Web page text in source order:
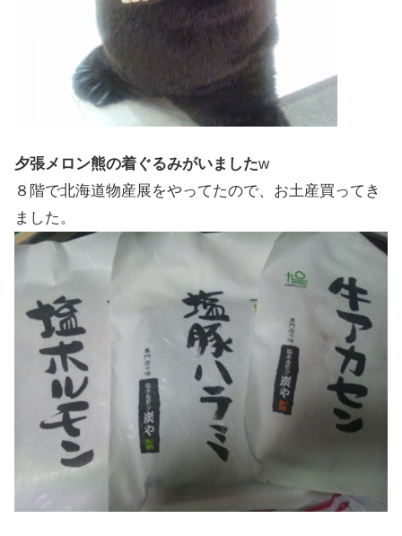
夕張メロン熊の着ぐるみがいましたw
８階で北海道物産展をやってたので、お土産買ってき
ました。